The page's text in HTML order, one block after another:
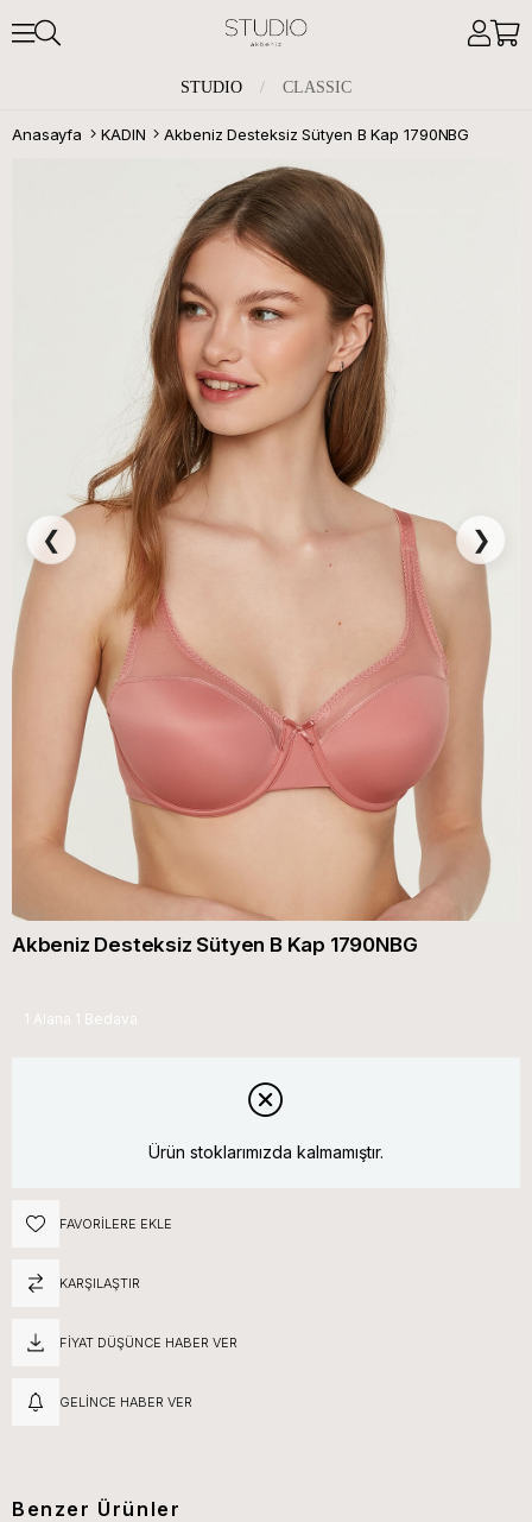
STUDIO / CLASSIC
Anasayfa KADIN Akbeniz Desteksiz Sütyen B Kap 1790NBG
❮ ❯
Akbeniz Desteksiz Sütyen B Kap 1790NBG
1 Alana 1 Bedava
Ürün stoklarımızda kalmamıştır.
FAVORILERE EKLE
KARŞILAŞTIR
FIYAT DÜŞÜNCE HABER VER
GELINCE HABER VER
Benzer Ürünler